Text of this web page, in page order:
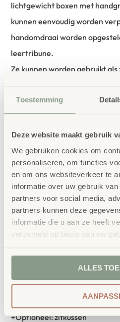
Toestemming
Deze website maakt gebruik
We gebruiken cookies om
personaliseren, om functies
en om ons websiteverkeer te
informatie over uw gebruik
partners voor social media,
partners kunnen deze
informatie die u aan ze heeft
verzameld op basis van uw
ALLES
lichtgewicht boxen met
kunnen eenvoudig worden
handomdraai worden
leertribune.
Ze kunnen worden gebruikt
tafel. Maximaal drie boxen
gestapeld worden. Drielaags
stevig verlijmd, aan beide
vilten vloergeleiders.
+Stevige houten boxen
+Drie varianten
+Flexibel gebruik
+Diverse
groepseilanden
+Lichtgewicht en mobiel
+Opbergruimte voor boeken,
+Modulair systeem
+Stapelbaar, veilig, in elkaar
+Verzonken handgrepen
+Optioneel: zitkussen